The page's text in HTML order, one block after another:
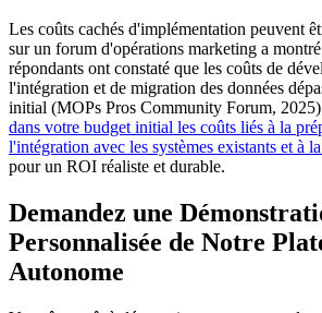
Les coûts cachés d'implémentation peuvent
sur un forum d'opérations marketing a
répondants ont constaté que les coûts de
l'intégration et de migration des données
initial (MOPs Pros Community Forum,
dans votre budget initial les coûts liés à la
l'intégration avec les systèmes existants et à
pour un ROI réaliste et durable.
Demandez une
Personnalisée de Notre
Autonome